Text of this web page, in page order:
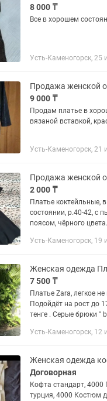
8 000 ₸
Все в хорошем
Усть-Каменогорск, 25
9 000 ₸
Продам платье в
вязаной вставкой,
Усть-Каменогорск, 21
Продажа женской
2 000 ₸
Платье коктейльные,
состоянии, р.40-42, с
поясом, чёрного цвета.
Усть-Каменогорск, 19
Женская одежда
7 500 ₸
Платье Zara, легкое
Подойдёт на рост до
тенге . Серые брюки " bershka" , размер
Состояние идеальное,
Усть-Каменогорск, 12
Договорная
Кофта стандарт, 4000
турция, 4000 Костюм